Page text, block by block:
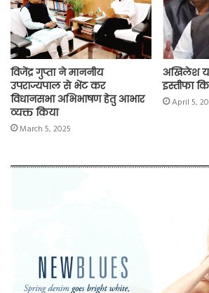
विजेंद्र गुप्ता ने माननीय
उपराज्यपाल से भेंट कर
विधानसभा अभिभाषण हेतु आभार
व्यक्त किया
March 5, 2025
अखिलेश
इस्तीफा
April 5,